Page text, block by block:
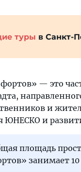
туры в Санкт-
— это
и
ЮНЕСКО и
площадь
занимает 10